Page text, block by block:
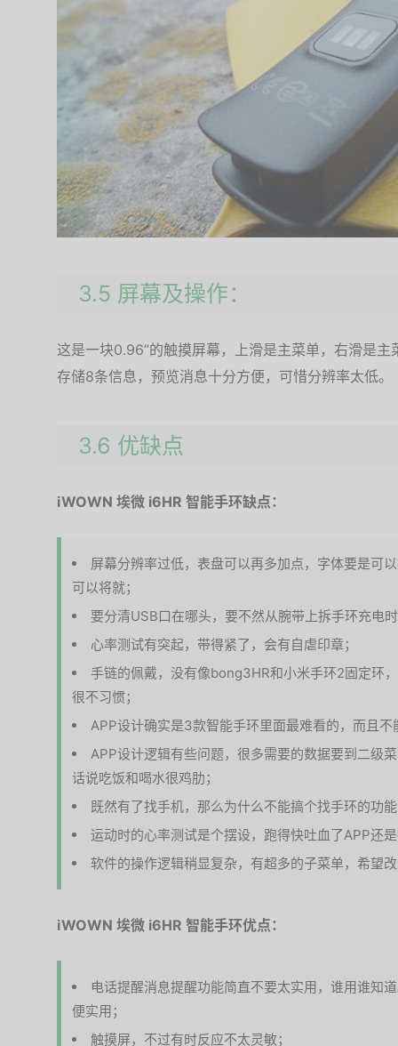
3.5 屏幕及操作：
这是一块0.96”的触摸屏幕，上滑是主菜单，右滑是
存储8条信息，预览消息十分方便，可惜分辨率太低。
3.6 优缺点
iWOWN 埃微 i6HR 智能手环缺点：
屏幕分辨率过低，表盘可以再多加点，字体要是可
可以将就；
要分清USB口在哪头，要不然从腕带上拆手环充电
心率测试有突起，带得紧了，会有自虐印章；
手链的佩戴，没有像bong3HR和小米手环2固定环
很不习惯；
APP设计确实是3款智能手环里面最难看的，而且
APP设计逻辑有些问题，很多需要的数据要到二级
话说吃饭和喝水很鸡肋；
既然有了找手机，那么为什么不能搞个找手环的功
运动时的心率测试是个摆设，跑得快吐血了APP还
软件的操作逻辑稍显复杂，有超多的子菜单，希望
iWOWN 埃微 i6HR 智能手环优点：
电话提醒消息提醒功能简直不要太实用，谁用谁知
便实用；
触摸屏，不过有时反应不太灵敏；